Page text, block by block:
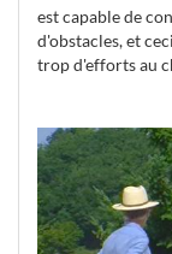
est capable de
d'obstacles, et
trop d'efforts au